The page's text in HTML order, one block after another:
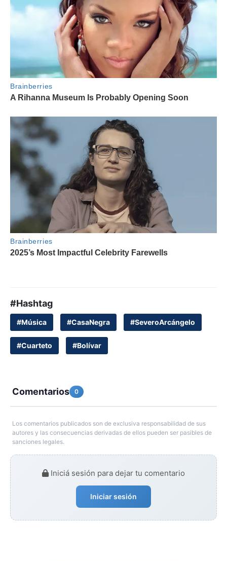
#Hashtag
#Música #CasaNegra #SeveroArcángelo
#Cuarteto #Bolívar
Comentarios 0
Los comentarios publicados son de exclusiva responsabilidad de sus
autores y las consecuencias derivadas de ellos pueden ser pasibles de
sanciones legales.
Iniciá sesión para dejar tu comentario
Iniciar sesión